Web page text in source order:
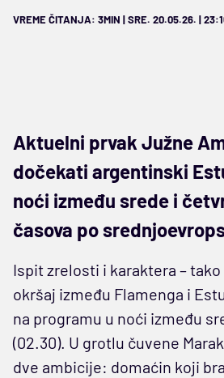
VREME ČITANJA: 3MIN | SRE. 20.05.26. |
Aktuelni prvak Južne
dočekati argentinski
noći između srede i
časova po
Ispit zrelosti i karaktera –
okršaj između Flamenga i
na programu u noći između
(02.30). U grotlu čuvene
dve ambicije: domaćin koji